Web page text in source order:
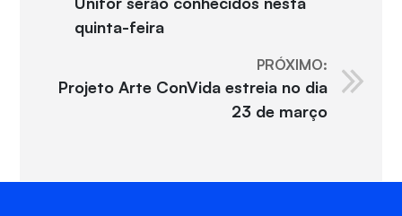
quinta-feira
PRÓXIMO:
Projeto Arte ConVida estreia no dia
23 de março